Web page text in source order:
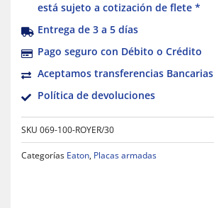
está sujeto a cotización de flete *
Entrega de 3 a 5 días
Pago seguro con Débito o Crédito
Aceptamos transferencias Bancarias
Política de devoluciones
SKU 069-100-ROYER/30
Categorías Eaton, Placas armadas